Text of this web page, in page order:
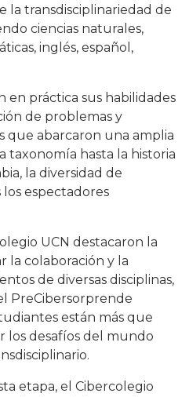
la transdisciplinariedad de
ciencias naturales,
inglés, español,
en práctica sus habilidades
de problemas y
que abarcaron una amplia
taxonomía hasta la historia
la diversidad de
espectadores
UCN destacaron la
la colaboración y la
de diversas disciplinas,
PreCibersorprende
están más que
los desafíos del mundo
etapa, el Cibercolegio